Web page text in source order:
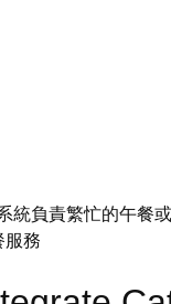
統負責繁忙的午餐
服務